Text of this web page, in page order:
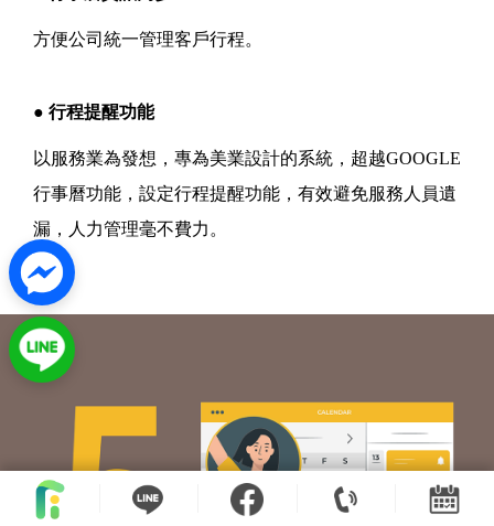
方便公司統一管理客戶行程。
● 行程提醒功能
以服務業為發想，專為美業設計的系統，超越GOOGLE
行事曆功能，設定行程提醒功能，有效避免服務人員遺
漏，人力管理毫不費力。